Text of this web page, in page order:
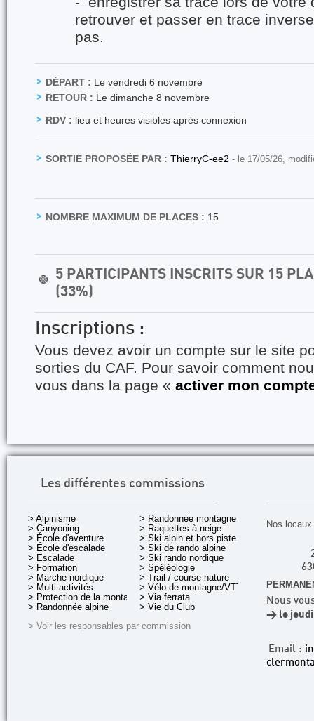
retrouver et passer en trace
pas.
DÉPART : Le vendredi 6 novembre
RETOUR : Le dimanche 8 novembre
RDV : lieu et heures visibles après connexion
SORTIE PROPOSÉE PAR : ThierryC-ee2 - le 17/05/26,
NOMBRE MAXIMUM DE PLACES : 15
🟢
5 PARTICIPANTS INSCRITS SUR 15
(33%)
Inscriptions :
Vous devez avoir un compte sur le site
sorties du CAF. Pour savoir comment
vous dans la page « activer mon
Les différentes commissions
> Alpinisme
> Canyoning
> École d'aventure
> École d'escalade
> Escalade
> Formation
> Marche nordique
> Multi-activités
> Protection de la montagne
> Randonnée alpine
> Randonnée montagne
> Raquettes à neige
> Ski alpin et hors piste
> Ski de rando alpine
> Ski rando nordique
> Spéléologie
> Trail / course nature
> Vélo de montagne/VTT
> Via ferrata
> Vie du Club
> Voir les responsables par commission
Nos
Nous
> le jeudi
Email :